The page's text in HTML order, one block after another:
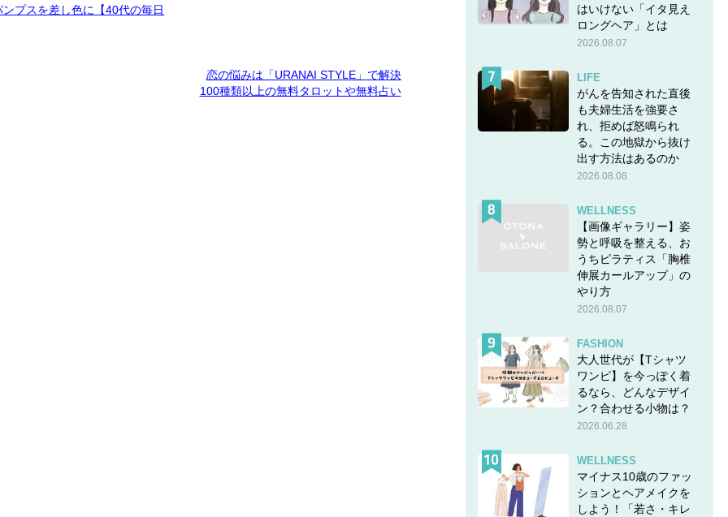
ンプスを差し色に【40代の毎日
恋の悩みは「URANAI STYLE」で解決
100種類以上の無料タロットや無料占い
はいけない「イタ見え
ロングヘア」とは
2026.08.07
LIFE
がんを告知された直後
も夫婦生活を強要さ
れ、拒めば怒鳴られ
る。この地獄から抜け
出す方法はあるのか
2026.08.08
WELLNESS
【画像ギャラリー】姿
勢と呼吸を整える、お
うちピラティス「胸椎
伸展カールアップ」の
やり方
2026.08.07
FASHION
大人世代が【Tシャツ
ワンピ】を今っぽく着
るなら、どんなデザイ
ン？合わせる小物は？
2026.06.28
WELLNESS
マイナス10歳のファッ
ションとヘアメイクを
しよう！「若さ・キレ